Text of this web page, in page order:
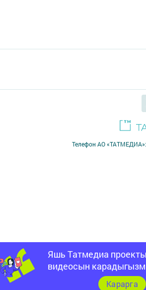
Яшь Татмедиа
видеосын
Карарга
Телефон АО «ТАТМЕДИА»: